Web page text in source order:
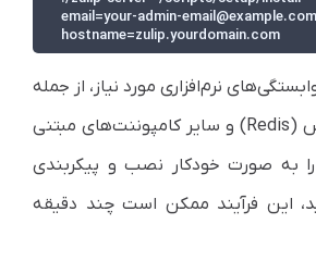
email=your-admin-
hostname=zulip.yourdomain.com
نرم‌افزاری مورد نیاز، از جمله
، ردیس (Redis) و سایر کامپوننت‌های مبتنی
را به صورت خودکار نصب و پیکربندی
این فرآیند ممکن است چند دقیقه